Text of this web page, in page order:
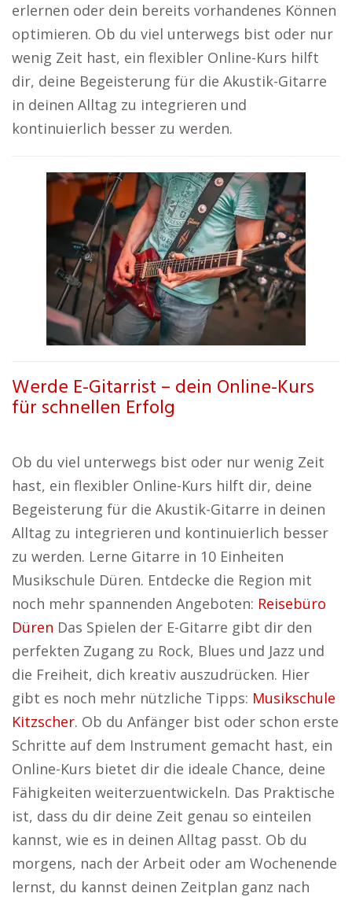
erlernen oder dein bereits vorhandenes Können
optimieren. Ob du viel unterwegs bist oder nur
wenig Zeit hast, ein flexibler Online-Kurs hilft
dir, deine Begeisterung für die Akustik-Gitarre
in deinen Alltag zu integrieren und
kontinuierlich besser zu werden.
Werde E-Gitarrist – dein Online-Kurs
für schnellen Erfolg
Ob du viel unterwegs bist oder nur wenig Zeit
hast, ein flexibler Online-Kurs hilft dir, deine
Begeisterung für die Akustik-Gitarre in deinen
Alltag zu integrieren und kontinuierlich besser
zu werden. Lerne Gitarre in 10 Einheiten
Musikschule Düren. Entdecke die Region mit
noch mehr spannenden Angeboten: Reisebüro
Düren Das Spielen der E-Gitarre gibt dir den
perfekten Zugang zu Rock, Blues und Jazz und
die Freiheit, dich kreativ auszudrücken. Hier
gibt es noch mehr nützliche Tipps: Musikschule
Kitzscher. Ob du Anfänger bist oder schon erste
Schritte auf dem Instrument gemacht hast, ein
Online-Kurs bietet dir die ideale Chance, deine
Fähigkeiten weiterzuentwickeln. Das Praktische
ist, dass du dir deine Zeit genau so einteilen
kannst, wie es in deinen Alltag passt. Ob du
morgens, nach der Arbeit oder am Wochenende
lernst, du kannst deinen Zeitplan ganz nach